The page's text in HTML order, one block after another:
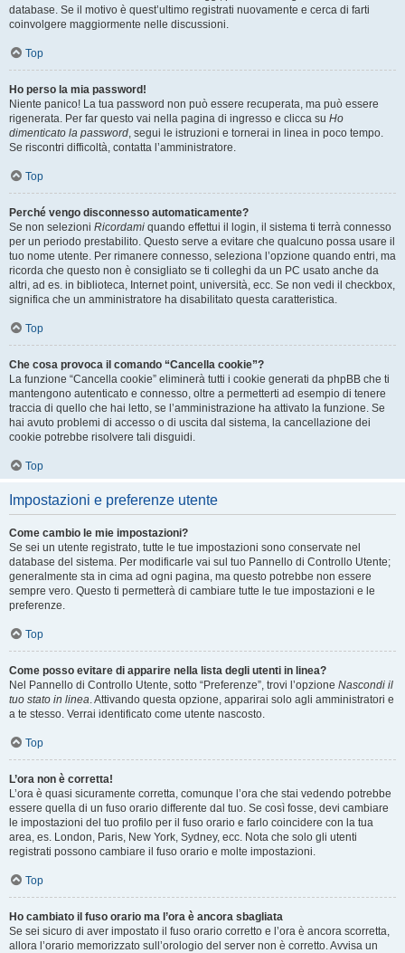
database. Se il motivo è quest’ultimo registrati nuovamente e cerca di farti
coinvolgere maggiormente nelle discussioni.
Top
Ho perso la mia password!
Niente panico! La tua password non può essere recuperata, ma può essere
rigenerata. Per far questo vai nella pagina di ingresso e clicca su Ho
dimenticato la password, segui le istruzioni e tornerai in linea in poco tempo.
Se riscontri difficoltà, contatta l’amministratore.
Top
Perché vengo disconnesso automaticamente?
Se non selezioni Ricordami quando effettui il login, il sistema ti terrà connesso
per un periodo prestabilito. Questo serve a evitare che qualcuno possa usare il
tuo nome utente. Per rimanere connesso, seleziona l’opzione quando entri, ma
ricorda che questo non è consigliato se ti colleghi da un PC usato anche da
altri, ad es. in biblioteca, Internet point, università, ecc. Se non vedi il checkbox,
significa che un amministratore ha disabilitato questa caratteristica.
Top
Che cosa provoca il comando “Cancella cookie”?
La funzione “Cancella cookie” eliminerà tutti i cookie generati da phpBB che ti
mantengono autenticato e connesso, oltre a permetterti ad esempio di tenere
traccia di quello che hai letto, se l’amministrazione ha attivato la funzione. Se
hai avuto problemi di accesso o di uscita dal sistema, la cancellazione dei
cookie potrebbe risolvere tali disguidi.
Top
Impostazioni e preferenze utente
Come cambio le mie impostazioni?
Se sei un utente registrato, tutte le tue impostazioni sono conservate nel
database del sistema. Per modificarle vai sul tuo Pannello di Controllo Utente;
generalmente sta in cima ad ogni pagina, ma questo potrebbe non essere
sempre vero. Questo ti permetterà di cambiare tutte le tue impostazioni e le
preferenze.
Top
Come posso evitare di apparire nella lista degli utenti in linea?
Nel Pannello di Controllo Utente, sotto “Preferenze”, trovi l’opzione Nascondi il
tuo stato in linea. Attivando questa opzione, apparirai solo agli amministratori e
a te stesso. Verrai identificato come utente nascosto.
Top
L’ora non è corretta!
L’ora è quasi sicuramente corretta, comunque l’ora che stai vedendo potrebbe
essere quella di un fuso orario differente dal tuo. Se così fosse, devi cambiare
le impostazioni del tuo profilo per il fuso orario e farlo coincidere con la tua
area, es. London, Paris, New York, Sydney, ecc. Nota che solo gli utenti
registrati possono cambiare il fuso orario e molte impostazioni.
Top
Ho cambiato il fuso orario ma l’ora è ancora sbagliata
Se sei sicuro di aver impostato il fuso orario corretto e l’ora è ancora scorretta,
allora l’orario memorizzato sull’orologio del server non è corretto. Avvisa un